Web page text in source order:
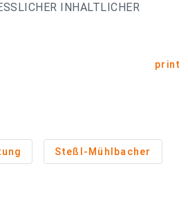
INHALTLICHER
print
Steßl-Mühlbacher